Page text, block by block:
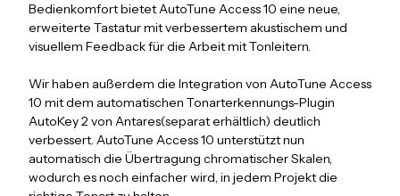
Bedienkomfort bietet AutoTune Access 10 eine neue,
erweiterte Tastatur mit verbessertem akustischem und
visuellem Feedback für die Arbeit mit Tonleitern.
Wir haben außerdem die Integration von AutoTune Access
10 mit dem automatischen Tonarterkennungs-Plugin
AutoKey 2 von Antares(separat erhältlich) deutlich
verbessert. AutoTune Access 10 unterstützt nun
automatisch die Übertragung chromatischer Skalen,
wodurch es noch einfacher wird, in jedem Projekt die